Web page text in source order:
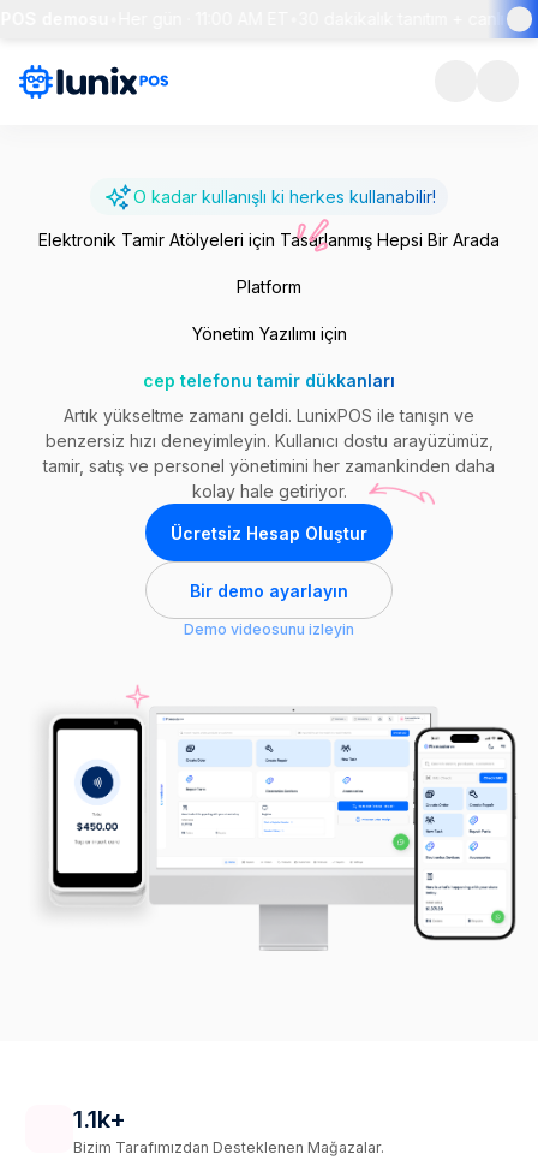
30 dakikalık tanıtım + canlı soru-
O kadar kullanışlı ki herkes kullanabilir!
Elektronik Tamir Atölyeleri için Tasarlanmış Hepsi Bir Arada
Platform
Yönetim Yazılımı için
cep telefonu tamir dükkanları
Artık yükseltme zamanı geldi. LunixPOS ile tanışın ve
benzersiz hızı deneyimleyin. Kullanıcı dostu arayüzümüz,
tamir, satış ve personel yönetimini her zamankinden daha
kolay hale getiriyor.
Demo videosunu izleyin
Bir demo ayarlayın
Ücretsiz Hesap Oluştur
1.1k+
Bizim Tarafımızdan Desteklenen Mağazalar.